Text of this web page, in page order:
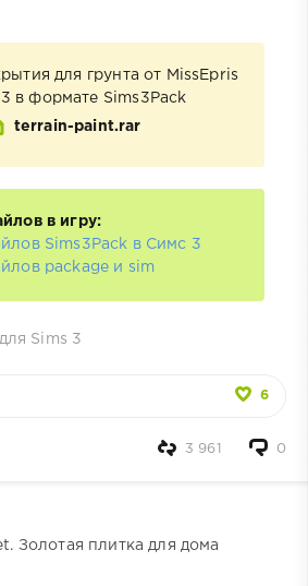
для грунта от MissEpris
в формате Sims3Pack
terrain-paint.rar
в игру:
Sims3Pack в Симс 3
package и sim
Sims 3
6
0
3 961
Золотая плитка для дома